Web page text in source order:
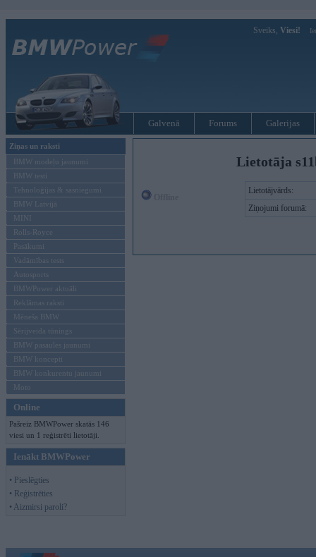
Sveiks, Viesi!
Galvenā Forums Galerijas
Ziņas un raksti
BMW modeļu jaunumi
BMW testi
Tehnoloģijas & sasniegumi
BMW Latvijā
MINI
Rolls-Royce
Pasākumi
Vadāmības tests
Autosports
BMWPower aktuāli
Reklāmas raksti
Mēneša BMW
Sērijveida tūnings
BMW pasaules jaunumi
BMW koncepti
BMW konkurentu jaunumi
Moto
Online
Pašreiz BMWPower skatās 146
viesi un 1 reģistrēti lietotāji.
Ienākt BMWPower
• Pieslēgties
• Reģistrēties
• Aizmirsi paroli?
Lietotāja
Lietotājvārds:
Ziņojumi forumā: